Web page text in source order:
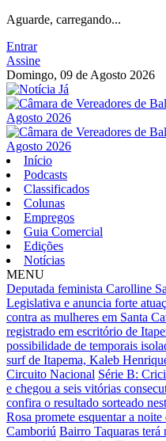
Aguarde, carregando...
Entrar
Assine
Domingo, 09 de Agosto 2026
Início
Podcasts
Classificados
Colunas
Empregos
Guia Comercial
Edições
Notícias
MENU
Deputada feminista Carolline
Legislativa e anuncia forte
contra as mulheres em Santa
registrado em escritório de
possibilidade de temporais
surf de Itapema, Kaleb
Circuito Nacional Série B:
e chegou a seis vitórias
confira o resultado sorteado
Rosa promete esquentar a
Camboriú Bairro Taquaras